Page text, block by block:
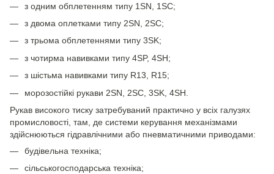
з одним обплетенням типу 1SN, 1SC;
з двома оплетками типу 2SN, 2SC;
з трьома обплетеннями типу 3SK;
з чотирма навивками типу 4SP, 4SH;
з шістьма навивками типу R13, R15;
морозостійкі рукави 2SN, 2SC, 3SK, 4SH.
Рукав високого тиску затребуваний практично у всіх галузях
промисловості, там, де системи керування механізмами
здійснюються гідравлічними або пневматичними приводами:
будівельна техніка;
сільськогосподарська техніка;